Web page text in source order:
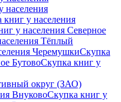
населения
книг у населения
у населения Северное
Тёплый
ЧеремушкиСкупка
БутовоСкупка книг у
округ (ЗАО)
ВнуковоСкупка книг у